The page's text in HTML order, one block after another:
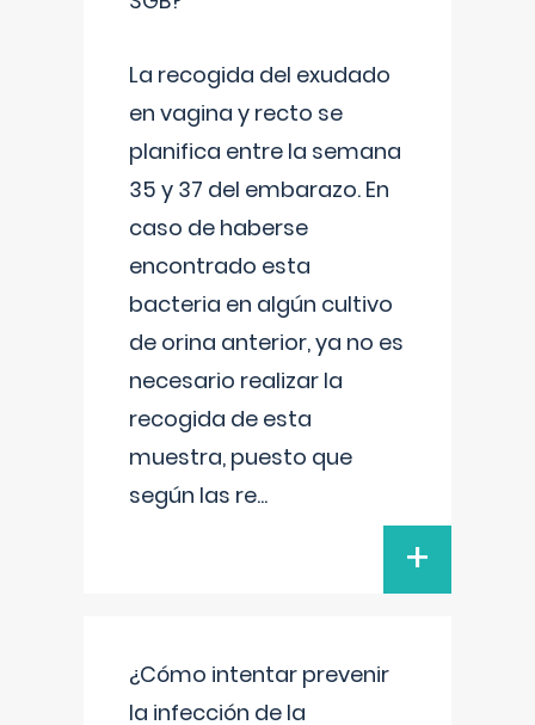
La recogida del exudado
en vagina y recto se
planifica entre la semana
35 y 37 del embarazo. En
caso de haberse
encontrado esta
bacteria en algún cultivo
de orina anterior, ya no es
necesario realizar la
recogida de esta
muestra, puesto que
según las re...
+
¿Cómo intentar prevenir
la infección de la